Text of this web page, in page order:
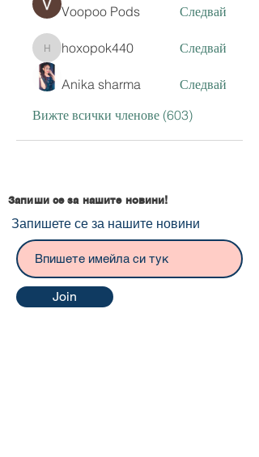
Voopoo Pods Следвай
hoxopok440
hoxopok440 Следвай
Anika sharma
Следвай
Вижте всички членове (603)
Запиши се за нашите новини!
Запишете се за нашите новини
Join